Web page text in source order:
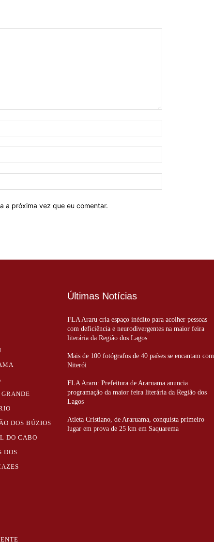
mail:*
a próxima vez que eu comentar.
DOS BÚZIOS
DO CABO
DOS
Últimas Notícias
FLA Araru cria espaço inédito para acolher pessoas
com deficiência e neurodivergentes na maior feira
literária da Região dos Lagos
Mais de 100 fotógrafos de 40 países se encantam com
Niterói
FLA Araru: Prefeitura de Araruama anuncia
programação da maior feira literária da Região dos
Lagos
Atleta Cristiano, de Araruama, conquista primeiro
lugar em prova de 25 km em Saquarema